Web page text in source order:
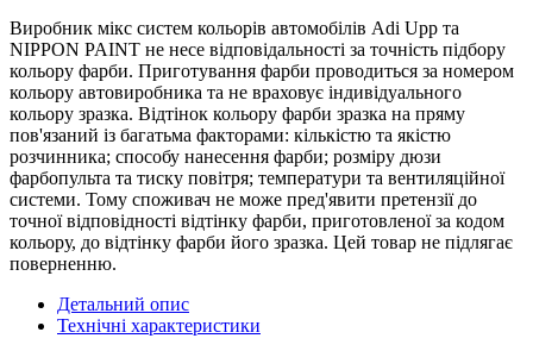
Виробник мікс систем кольорів автомобілів Adi Upp та
NIPPON PAINT не несе відповідальності за точність підбору
кольору фарби. Приготування фарби проводиться за номером
кольору автовиробника та не враховує індивідуального
кольору зразка. Відтінок кольору фарби зразка на пряму
пов'язаний із багатьма факторами: кількістю та якістю
розчинника; способу нанесення фарби; розміру дюзи
фарбопульта та тиску повітря; температури та вентиляційної
системи. Тому споживач не може пред'явити претензії до
точної відповідності відтінку фарби, приготовленої за кодом
кольору, до відтінку фарби його зразка. Цей товар не підлягає
поверненню.
Детальний опис
Технічні характеристики